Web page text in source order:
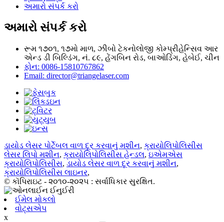
અમારો સંપર્ક કરો
અમારો સંપર્ક કરો
રૂમ ૧૭૦૧, ૧૭મો માળ, ઝીબો ટેકનોલોજી કોમ્પ્રીહેન્સિવ આર
એન્ડ ડી બિલ્ડિંગ, નં. ૮૯, હેંગબિન રોડ, બાઓડિંગ, હેબેઈ, ચીન
ફોન: 0086-15810767862
Email: director@triangelaser.com
ડાયોડ લેસર પોર્ટેબલ વાળ દૂર કરવાનું મશીન, ક્રાયોલિપોલિસીસ
લેસર લિપો મશીન, ક્રાયોલિપોલિસીસ હેન્ડલ, ઇએમએસ
ક્રાયોલિપોલિસીસ, ડાયોડ લેસર વાળ દૂર કરવાનું મશીન,
ક્રાયોલિપોલિસીસ લાઇનર,
© કૉપિરાઇટ - ૨૦૧૦-૨૦૨૫ : સર્વાધિકાર સુરક્ષિત.
ઈમેલ મોકલો
વોટ્સએપ
x